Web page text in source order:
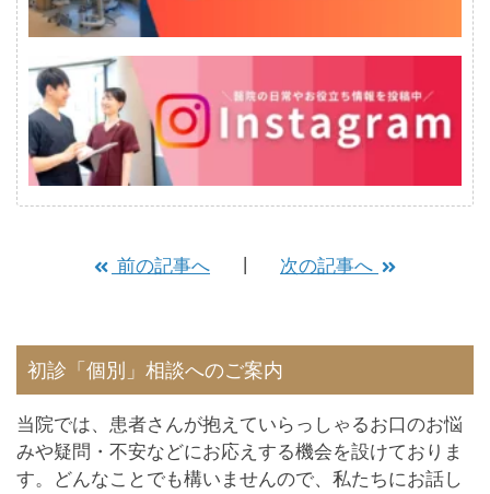
前の記事へ 次の記事へ
初診「個別」相談へのご案内
当院では、患者さんが抱えていらっしゃるお口のお悩
みや疑問・不安などにお応えする機会を設けておりま
す。どんなことでも構いませんので、私たちにお話し